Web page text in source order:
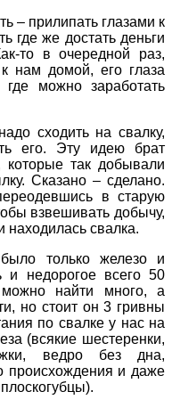
– прилипать глазами к
где же достать деньги
то в очередной раз,
нам домой, его глаза
можно заработать
сходить на свалку,
его. Эту идею брат
так добывали
Сказано – сделано.
в старую
взвешивать добычу,
находилась свалка.
только железо и
и недорогое всего 50
найти много, а
но стоит он 3 гривны
по свалке у нас на
(всякие шестеренки,
ведро без дна,
происхождения и даже